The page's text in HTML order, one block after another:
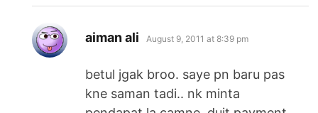
aiman ali says:
August 9, 2011 at 8:39 pm
betul jgak broo. saye pn baru pas
kne saman tadi.. nk minta